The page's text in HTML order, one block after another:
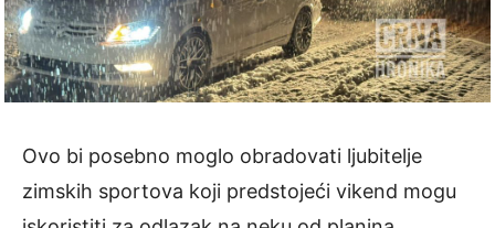
Ovo bi posebno moglo obradovati ljubitelje
zimskih sportova koji predstojeći vikend mogu